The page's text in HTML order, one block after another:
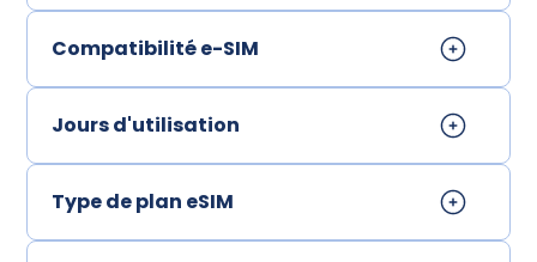
Compatibilité e-SIM
Jours d'utilisation
Type de plan eSIM